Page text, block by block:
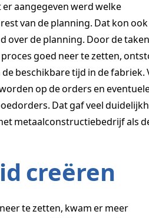
aangegeven werd welke
van de planning. Dat kon ook
over de planning. Door de
goed neer te zetten,
beschikbare tijd in de fabriek.
op de orders en
Dat gaf veel
metaalconstructiebedrijf als
creëren
te zetten, kwam er meer